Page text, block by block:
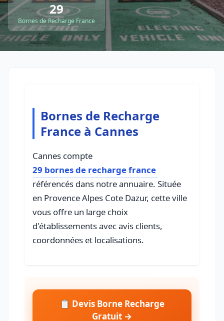
29
Bornes de Recharge France
Bornes de Recharge
France à Cannes
Cannes compte
29 bornes de recharge france
référencés dans notre annuaire. Située
en Provence Alpes Cote Dazur, cette ville
vous offre un large choix
d'établissements avec avis clients,
coordonnées et localisations.
📋 Devis Borne Recharge
Gratuit →